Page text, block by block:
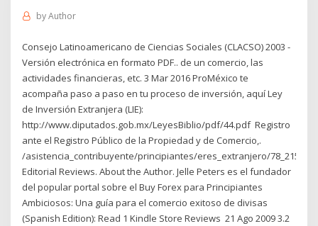
byAuthor
Consejo Latinoamericano de Ciencias Sociales (CLACSO) 2003 -
Versión electrónica en formato PDF.. de un comercio, las
actividades financieras, etc. 3 Mar 2016 ProMéxico te
acompaña paso a paso en tu proceso de inversión, aquí Ley
de Inversión Extranjera (LIE):
http://www.diputados.gob.mx/LeyesBiblio/pdf/44.pdf ‍ Registro
ante el Registro Público de la Propiedad y de Comercio,.
/asistencia_contribuyente/principiantes/eres_extranjero/
Editorial Reviews. About the Author. Jelle Peters es el fundador
del popular portal sobre el Buy Forex para Principiantes
Ambiciosos: Una guía para el comercio exitoso de divisas
(Spanish Edition): Read 1 Kindle Store Reviews 21 Ago 2009 3.2